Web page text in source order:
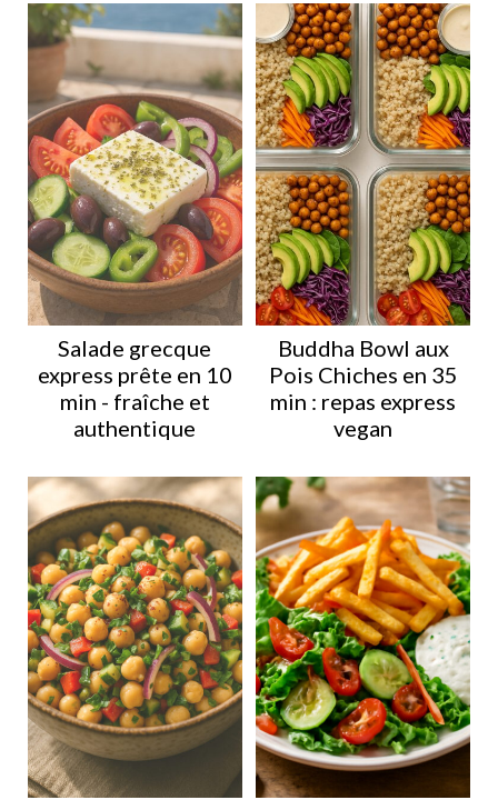
Salade grecque
express prête en 10
min - fraîche et
authentique
Buddha Bowl aux
Pois Chiches en 35
min : repas express
vegan